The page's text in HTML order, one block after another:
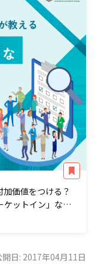
加価値をつける？
ケットイン」な商
開日: 2017年04月11日